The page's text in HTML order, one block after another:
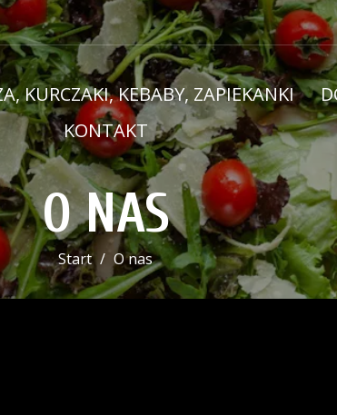
KURCZAKI, KEBABY, ZAPIEKANKI
KONTAKT
O NAS
Start O nas